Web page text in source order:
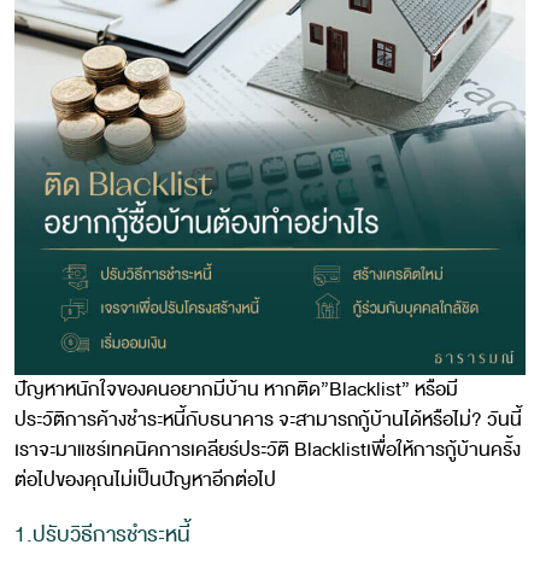
ปัญหาหนักใจของคนอยากมีบ้าน หากติด”Blacklist” หรือมี
ประวัติการค้างชำระหนี้กับธนาคาร จะสามารถกู้บ้านได้หรือไม่? วันนี้
เราจะมาแชร์เทคนิคการเคลียร์ประวัติ Blacklistเพื่อให้การกู้บ้านครั้ง
ต่อไปของคุณไม่เป็นปัญหาอีกต่อไป
1.ปรับวิธีการชำระหนี้